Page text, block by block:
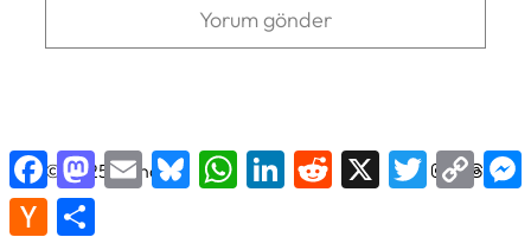
© 2025 TeknoFili· X LinkedIn
Instagram
Facebook
Thread (iş parçacığı) sayısı
FacebookMastodon
Email BlueskyWhatsApp
LinkedInRedditX TwitterCopy
Link
Hacker
News